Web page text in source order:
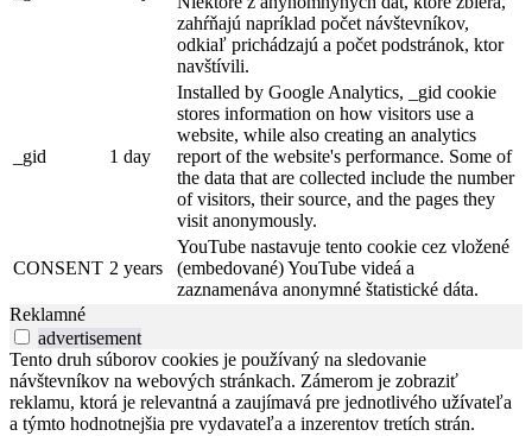
zahŕňajú napríklad počet návštevníkov,
odkiaľ prichádzajú a počet podstránok, ktor
navštívili.
_gid 1 day
Installed by Google Analytics, _gid cookie
stores information on how visitors use a
website, while also creating an analytics
report of the website's performance. Some of
the data that are collected include the number
of visitors, their source, and the pages they
visit anonymously.
CONSENT 2 years
YouTube nastavuje tento cookie cez vložené
(embedované) YouTube videá a
zaznamenáva anonymné štatistické dáta.
Reklamné
advertisement
Tento druh súborov cookies je používaný na sledovanie
návštevníkov na webových stránkach. Zámerom je zobraziť
reklamu, ktorá je relevantná a zaujímavá pre jednotlivého užívateľa
a týmto hodnotnejšia pre vydavateľa a inzerentov tretích strán.